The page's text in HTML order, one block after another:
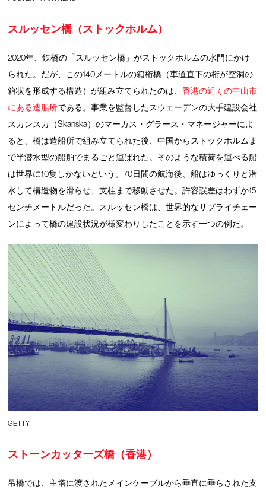
スルッセン橋（ストックホルム）
2020年、鉄橋の「スルッセン橋」がストックホルムの水門にかけ
られた。だが、この140メートルの箱桁橋（車道直下の桁が空洞の
箱状を形成する構造）が組み立てられたのは、香港の近くの中山市
にある造船所である。事業を監督したスウェーデンの大手建設会社
スカンスカ（Skanska）のマーカス・グラース・マネージャーによ
ると、橋は造船所で組み立てられた後、中国からストックホルムま
で半潜水型の船舶でまるごと運ばれた。そのような積荷を運べる船
は世界に10隻しかないという。70日間の航海後、船はゆっくりと潜
水して構造物を滑らせ、支柱まで移動させた。許容誤差はわずか15
センチメートルだった。スルッセン橋は、世界的なサプライチェー
ンによって橋の建設状況が様変わりしたことを示す一つの例だ。
GETTY
ストーンカッターズ橋（香港）
吊橋では、主塔に渡されたメインケーブルから垂直に垂らされた支